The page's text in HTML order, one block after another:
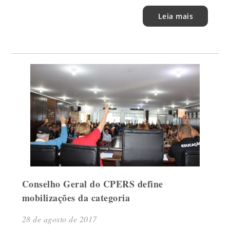
Leia mais
Conselho Geral do CPERS define
mobilizações da categoria
28 de agosto de 2017